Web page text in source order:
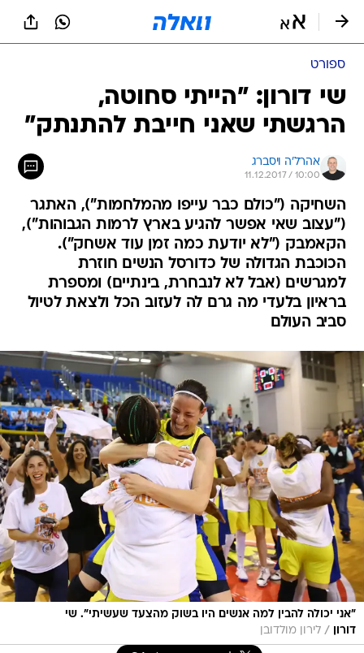
ספורט
שי דורון: "הייתי סחוטה,
הרגשתי שאני חייבת להתנתק"
אהרל'ה ויסברג
11.12.2017 / 10:00
השחיקה ("כולם כבר עייפו מהמלחמות"), האתגר
("עצוב שאי אפשר להגיע בארץ לרמות הגבוהות"),
הקאמבק ("לא יודעת כמה זמן עוד אשחק").
הכוכבת הגדולה של כדורסל הנשים חוזרת
למגרשים (אבל לא לנבחרת, בינתיים) ומספרת
בראיון בלעדי מה גרם לה לעזוב הכל ולצאת לטיול
סביב העולם
"אני יכולה להבין למה אנשים היו בשוק מהצעד שעשיתי". שי
דורון
/ לירון מולדובן